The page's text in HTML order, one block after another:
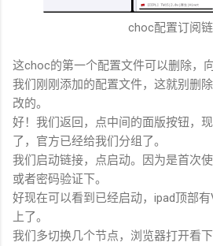
choc配置订阅
这choc的第一个配置文件可以删除，
我们刚刚添加的配置文件，这就别删
改的。
好！我们返回，点中间的面版按钮，
了，官方已经给我们分组了。
我们启动链接，点启动。因为是首次
或者密码验证下。
好现在可以看到已经启动，ipad顶部
上了。
我们多切换几个节点，浏览器打开看下